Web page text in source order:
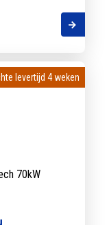
levertijd 4 weken
levertijd 4 weken